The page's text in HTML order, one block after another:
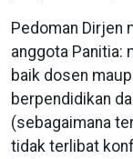
Pedoman Dirjen
anggota Panitia:
baik dosen
berpendidikan
(sebagaimana
tidak terlibat